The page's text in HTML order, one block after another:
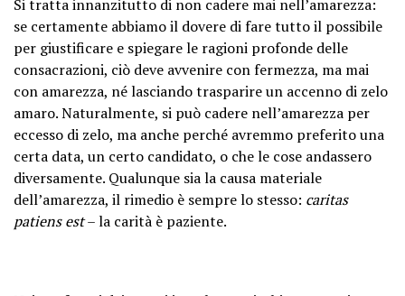
Si tratta innanzitutto di non cadere mai nell’amarezza:
se certamente abbiamo il dovere di fare tutto il possibile
per giustificare e spiegare le ragioni profonde delle
consacrazioni, ciò deve avvenire con fermezza, ma mai
con amarezza, né lasciando trasparire un accenno di zelo
amaro. Naturalmente, si può cadere nell’amarezza per
eccesso di zelo, ma anche perché avremmo preferito una
certa data, un certo candidato, o che le cose andassero
diversamente. Qualunque sia la causa materiale
dell’amarezza, il rimedio è sempre lo stesso: caritas
patiens est– la carità è paziente.